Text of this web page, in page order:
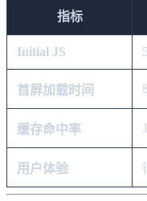
指标
Initial JS
首屏加载时间
缓存命中率
用户体验